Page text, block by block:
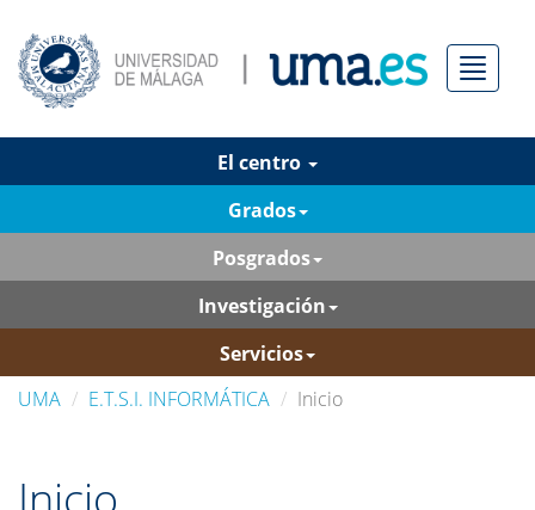
Menú
El centro
Grados
Posgrados
Investigación
Servicios
UMA
E.T.S.I. INFORMÁTICA Inicio